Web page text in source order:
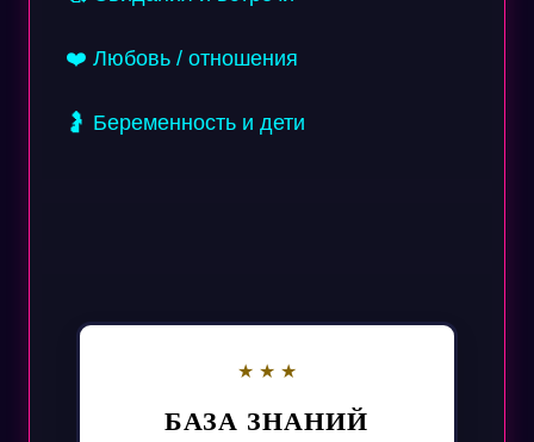
❤️ Любовь / отношения
🤰 Беременность и дети
БАЗА ЗНАНИЙ